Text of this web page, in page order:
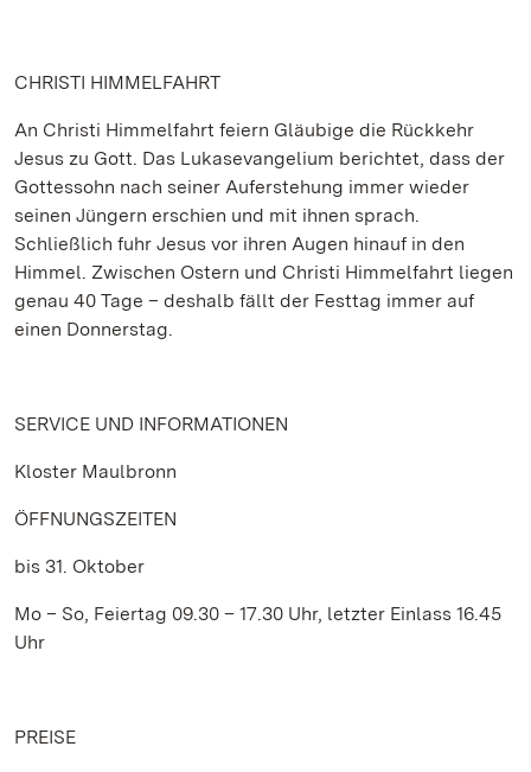
CHRISTI HIMMELFAHRT
An Christi Himmelfahrt feiern Gläubige die Rückkehr
Jesus zu Gott. Das Lukasevangelium berichtet, dass der
Gottessohn nach seiner Auferstehung immer wieder
seinen Jüngern erschien und mit ihnen sprach.
Schließlich fuhr Jesus vor ihren Augen hinauf in den
Himmel. Zwischen Ostern und Christi Himmelfahrt liegen
genau 40 Tage – deshalb fällt der Festtag immer auf
einen Donnerstag.
SERVICE UND INFORMATIONEN
Kloster Maulbronn
ÖFFNUNGSZEITEN
bis 31. Oktober
Mo – So, Feiertag 09.30 – 17.30 Uhr, letzter Einlass 16.45
Uhr
PREISE